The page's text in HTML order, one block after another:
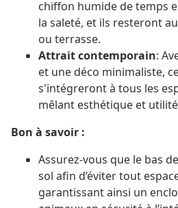
chiffon humide de temps
la saleté, et ils resteront
ou terrasse.
Attrait contemporain:
et une déco minimaliste,
s'intégreront à tous les
mêlant esthétique et
Bon à savoir :
Assurez-vous que le bas
sol afin d’éviter tout
garantissant ainsi un